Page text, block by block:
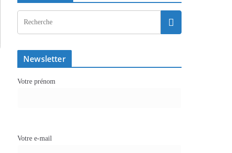
Newsletter
Votre prénom
Votre e-mail